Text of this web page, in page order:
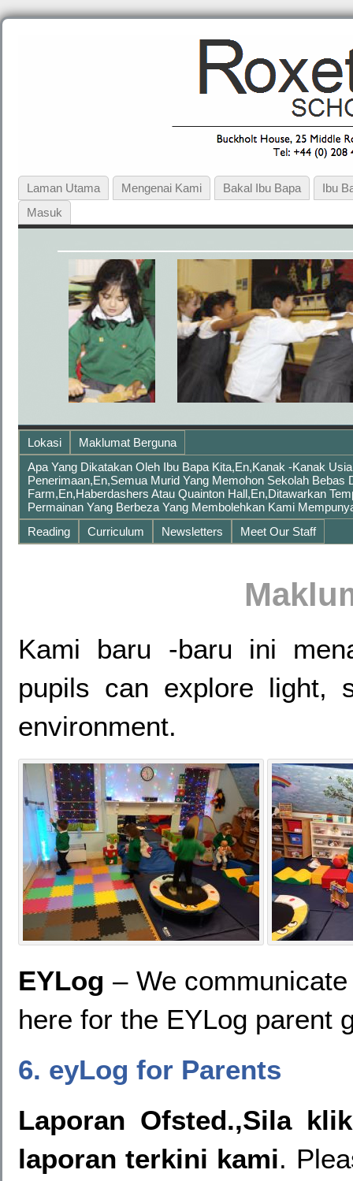
Laman Utama Mengenai Kami Bakal Ibu Bapa
Ibu
Masuk
Lokasi
Maklumat Berguna
Apa Yang Dikatakan Oleh Ibu Bapa Kita,en,kanak -kanak
Penerimaan,en,Semua Murid Yang Memohon Sekolah Bebas
Farm,en,Haberdashers Atau Quainton Hall,en,ditawarkan
Permainan Yang Berbeza Yang Membolehkan Kami
Reading
Curriculum Newsletters Meet Our Staff
Kami baru -baru ini
pupils can explore light,
environment.
EYLog – We
here for the EYLog parent
6. eyLog for Parents
Laporan Ofsted.,Sila
laporan terkini kami.